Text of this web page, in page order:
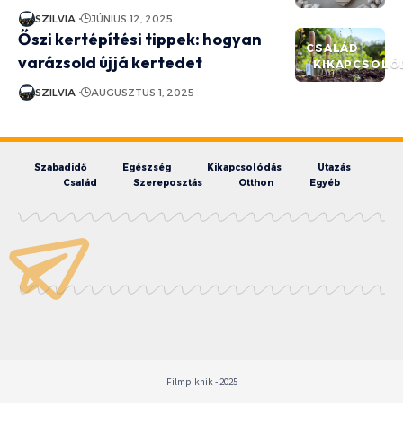
SZILVIA JÚNIUS 12, 2025
CSALÁD
Őszi kertépítési tippek: hogyan
varázsold újjá kertedet
SZILVIA AUGUSZTUS 1, 2025
Szabadidő Egészség Kikapcsolódás
Utazás
Család
Szereposztás Otthon Egyéb
Filmpiknik - 2025